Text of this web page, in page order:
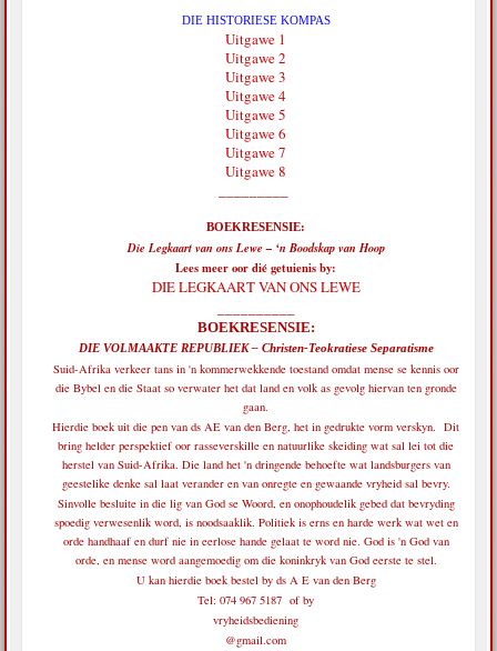
DIE HISTORIESE KOMPAS
Uitgawe 1
Uitgawe 2
Uitgawe 3
Uitgawe 4
Uitgawe 5
Uitgawe 6
Uitgawe 7
Uitgawe 8
BOEKRESENSIE:
Die Legkaart van ons Lewe – ‘n Boodskap van Hoop
Lees meer oor dié getuienis by:
DIE LEGKAART VAN ONS LEWE
BOEKRESENSIE:
DIE VOLMAAKTE REPUBLIEK – Christen-Teokratiese Separatisme
Suid-Afrika verkeer tans in 'n kommerwekkende toestand omdat mense se kennis oor
die Bybel en die Staat so verwater het dat land en volk as gevolg hiervan ten gronde
gaan.
Hierdie boek uit die pen van ds AE van den Berg, het in gedrukte vorm verskyn. Dit
bring helder perspektief oor rasseverskille en natuurlike skeiding wat sal lei tot die
herstel van Suid-Afrika. Die land het 'n dringende behoefte wat landsburgers van
geestelike denke sal laat verander en van onregte en gewaande vryheid sal bevry.
Sinvolle besluite in die lig van God se Woord, en onophoudelik gebed dat bevryding
spoedig verwesenlik word, is noodsaaklik. Politiek is erns en harde werk wat wet en
orde handhaaf en durf nie in eerlose hande gelaat te word nie. God is 'n God van
orde, en mense word aangemoedig om die koninkryk van God eerste te stel.
U kan hierdie boek bestel by ds A E van den Berg
Tel: 074 967 5187 of by
vryheidsbediening
@gmail.com